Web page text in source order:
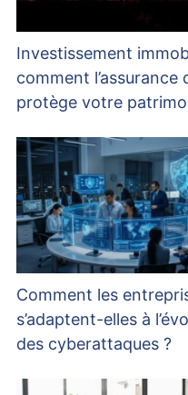
Investissement
comment l’assurance
protège votre
Comment les
s’adaptent-elles à
des cyberattaques ?